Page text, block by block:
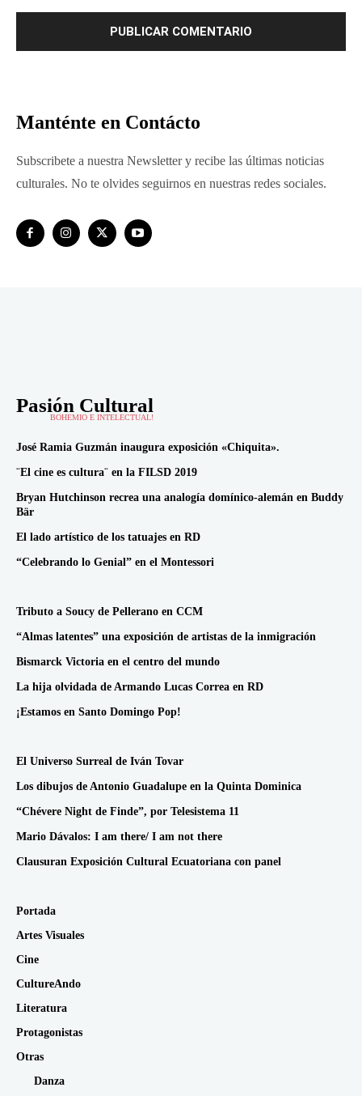
Manténte en Contácto
Subscribete a nuestra Newsletter y recibe las últimas noticias
culturales. No te olvides seguirnos en nuestras redes sociales.
Pasión Cultural
BOHEMIO E INTELECTUAL!
José Ramia Guzmán inaugura exposición «Chiquita».
¨El cine es cultura¨ en la FILSD 2019
Bryan Hutchinson recrea una analogía domínico-alemán en Buddy
Bär
El lado artístico de los tatuajes en RD
“Celebrando lo Genial” en el Montessori
Tributo a Soucy de Pellerano en CCM
“Almas latentes” una exposición de artistas de la inmigración
Bismarck Victoria en el centro del mundo
La hija olvidada de Armando Lucas Correa en RD
¡Estamos en Santo Domingo Pop!
El Universo Surreal de Iván Tovar
Los dibujos de Antonio Guadalupe en la Quinta Dominica
“Chévere Night de Finde”, por Telesistema 11
Mario Dávalos: I am there/ I am not there
Clausuran Exposición Cultural Ecuatoriana con panel
Portada
Artes Visuales
Cine
CultureAndo
Literatura
Protagonistas
Otras
Danza